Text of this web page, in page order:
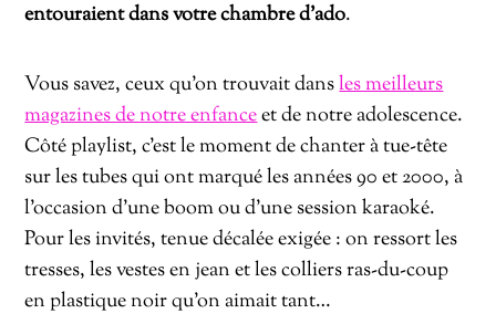
entouraient dans votre chambre d’ado.
Vous savez, ceux qu’on trouvait dansles meilleurs
magazines de notre enfanceet de notre adolescence.
Côté playlist, c’est le moment de chanter à tue-tête
sur les tubes qui ont marqué les années 90 et 2000, à
l’occasion d’une boom ou d’une session karaoké.
Pour les invités, tenue décalée exigée : on ressort les
tresses, les vestes en jean et les colliers ras-du-coup
en plastique noir qu’on aimait tant…